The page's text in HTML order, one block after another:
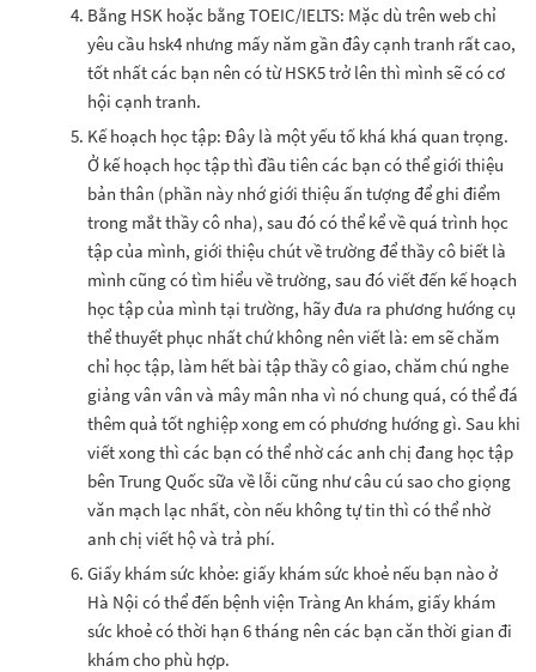
Bằng HSK hoặc bằng TOEIC/IELTS: Mặc dù trên web chỉ
yêu cầu hsk4 nhưng mấy năm gần đây cạnh tranh rất cao,
tốt nhất các bạn nên có từ HSK5 trở lên thì mình sẽ có cơ
hội cạnh tranh.
Kế hoạch học tập: Đây là một yếu tố khá khá quan trọng.
Ở kế hoạch học tập thì đầu tiên các bạn có thể giới thiệu
bản thân (phần này nhớ giới thiệu ấn tượng để ghi điểm
trong mắt thầy cô nha), sau đó có thể kể về quá trình học
tập của mình, giới thiệu chút về trường để thầy cô biết là
mình cũng có tìm hiểu về trường, sau đó viết đến kế hoạch
học tập của mình tại trường, hãy đưa ra phương hướng cụ
thể thuyết phục nhất chứ không nên viết là: em sẽ chăm
chỉ học tập, làm hết bài tập thầy cô giao, chăm chú nghe
giảng vân vân và mây mân nha vì nó chung quá, có thể đá
thêm quả tốt nghiệp xong em có phương hướng gì. Sau khi
viết xong thì các bạn có thể nhờ các anh chị đang học tập
bên Trung Quốc sữa về lỗi cũng như câu cú sao cho giọng
văn mạch lạc nhất, còn nếu không tự tin thì có thể nhờ
anh chị viết hộ và trả phí.
Giấy khám sức khỏe: giấy khám sức khoẻ nếu bạn nào ở
Hà Nội có thể đến bệnh viện Tràng An khám, giấy khám
sức khoẻ có thời hạn 6 tháng nên các bạn căn thời gian đi
khám cho phù hợp.